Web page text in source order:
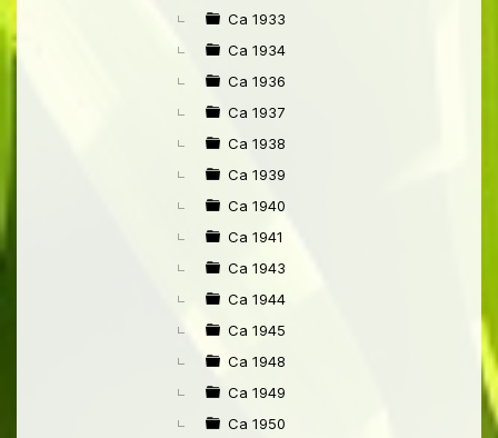
Ca 1933
Ca 1934
Ca 1936
Ca 1937
Ca 1938
Ca 1939
Ca 1940
Ca 1941
Ca 1943
Ca 1944
Ca 1945
Ca 1948
Ca 1949
Ca 1950